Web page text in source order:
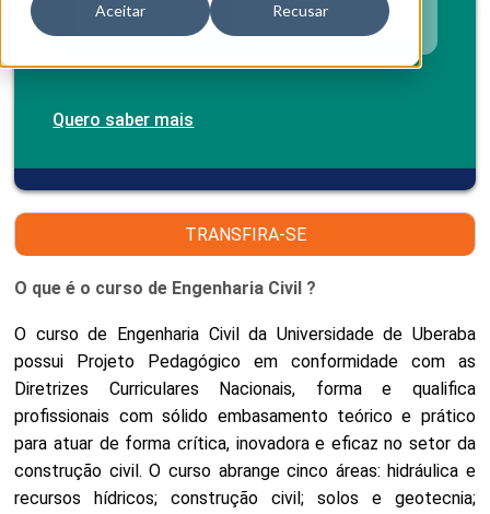
Aceitar Recusar
Quero saber mais
TRANSFIRA-SE
O que é o curso de Engenharia Civil ?
O curso de Engenharia Civil da Universidade de Uberaba
possui Projeto Pedagógico em conformidade com as
Diretrizes Curriculares Nacionais, forma e qualifica
profissionais com sólido embasamento teórico e prático
para atuar de forma crítica, inovadora e eficaz no setor da
construção civil. O curso abrange cinco áreas: hidráulica e
recursos hídricos; construção civil; solos e geotecnia;